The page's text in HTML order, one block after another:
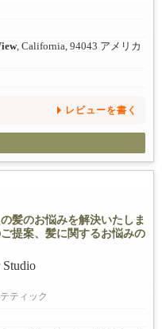
, California, 94043 アメリカ
レビューを書く
髪のお悩みを解決いたしま
提案、髪に関するお悩みの
ティック